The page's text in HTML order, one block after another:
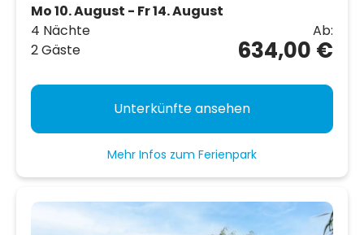
Mo 10. August - Fr 14. August
4 Nächte
2 Gäste
Ab:
634,00 €
Unterkünfte ansehen
Mehr Infos zum Ferienpark